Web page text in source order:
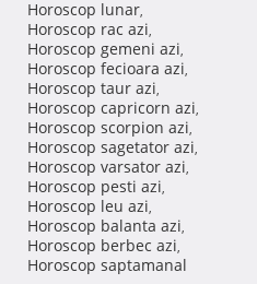
Horoscop lunar,
Horoscop rac azi,
Horoscop gemeni azi,
Horoscop fecioara azi,
Horoscop taur azi,
Horoscop capricorn azi,
Horoscop scorpion azi,
Horoscop sagetator azi,
Horoscop varsator azi,
Horoscop pesti azi,
Horoscop leu azi,
Horoscop balanta azi,
Horoscop berbec azi,
Horoscop saptamanal